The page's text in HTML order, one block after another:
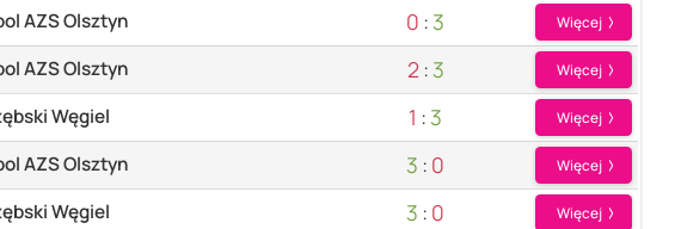
AZS Olsztyn 0 : 3 Więcej
AZS Olsztyn 2 : 3 Więcej
Węgiel 1 : 3 Więcej
AZS Olsztyn 3 : 0 Więcej
Węgiel 3 : 0 Więcej